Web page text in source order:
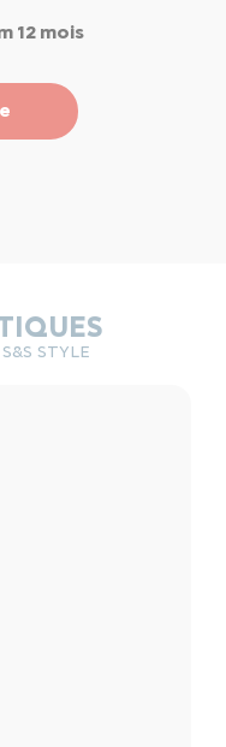
12 mois
STYLE